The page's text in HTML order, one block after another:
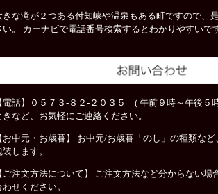
きな滝が２つある付知峡や温泉もある町ですので、
い。 カーナビで電話番号検索するとわかりやすいで
電話】０５７３-８２-２０３５ ( 午前９時～午後５
きなど、お気軽にご連絡ください。
お中元・お歳暮】 お中元/お歳暮「のし」の種類な
装します。
ご注文方法について】 ご注文方法など分からない場
わせください。